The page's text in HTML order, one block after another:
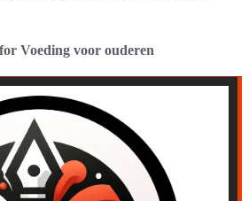
Voeding voor ouderen